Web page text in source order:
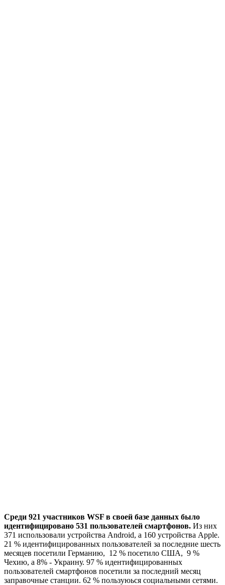
Среди 921 участников WSF в своей базе данных было
идентифицировано 531 пользователей смартфонов. Из них
371 использовали устройства Android, а 160 устройства Apple.
21 % идентифицированных пользователей за последние шесть
месяцев посетили Германию, 12 % посетило США, 9 %
Чехию, а 8% - Украину. 97 % идентифицированных
пользователей смартфонов посетили за последний месяц
заправочные станции. 62 % пользуюься социальными сетями.